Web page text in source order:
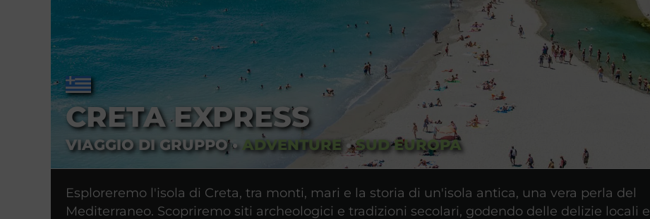
CRETA EXPRESS
VIAGGIO DI GRUPPO• ADVENTURE•SUD EUROPA
Esploreremo l'isola di Creta, tra monti, mari e la storia di un'isola antica, una vera perla del
Mediterraneo. Scopriremo siti archeologici e tradizioni secolari, godendo delle delizie locali e